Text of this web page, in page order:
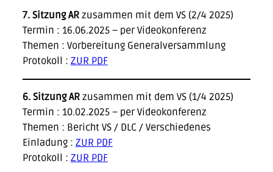
7. Sitzung ARzusammen mit dem VS (2/4 2025)
Termin : 16.06.2025 – per Videokonferenz
Themen : Vorbereitung Generalversammlung
Protokoll : ZUR PDF
6. Sitzung ARzusammen mit dem VS (1/4 2025)
Termin : 10.02.2025 – per Videokonferenz
Themen : Bericht VS / DLC / Verschiedenes
Einladung : ZUR PDF
Protokoll : ZUR PDF